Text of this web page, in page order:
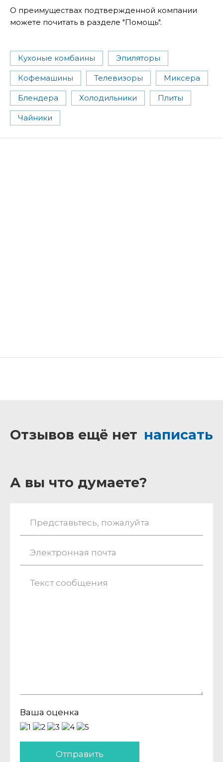
О преимуществах подтвержденной компании
можете почитать в разделе "Помощь".
Кухоные комбаины Эпиляторы
Кофемашины Телевизоры Миксера
Блендера Холодильники Плиты
Чайники
Отзывов ещё нет написать
А вы что думаете?
Ваша оценка
Отправить